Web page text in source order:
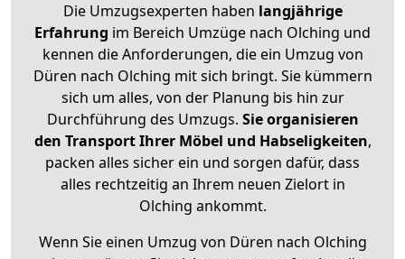
Die Umzugsexperten haben langjährige
Erfahrung im Bereich Umzüge nach Olching und
kennen die Anforderungen, die ein Umzug von
Düren nach Olching mit sich bringt. Sie kümmern
sich um alles, von der Planung bis hin zur
Durchführung des Umzugs. Sie organisieren
den Transport Ihrer Möbel und Habseligkeiten,
packen alles sicher ein und sorgen dafür, dass
alles rechtzeitig an Ihrem neuen Zielort in
Olching ankommt.
Wenn Sie einen Umzug von Düren nach Olching